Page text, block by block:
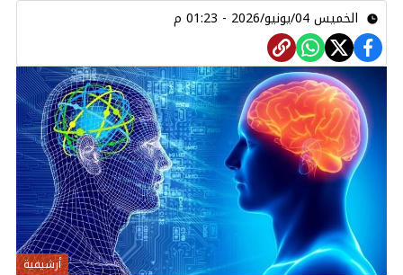
الخميس 04/يونيو/2026 - 01:23 م
أرشيفية